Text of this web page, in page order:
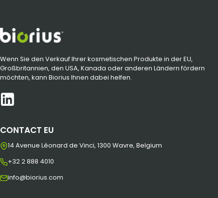
Wenn Sie den Verkauf Ihrer kosmetischen Produkte in der EU,
Großbritannien, den USA, Kanada oder anderen Ländern fördern
möchten, kann Biorius Ihnen dabei helfen.
CONTACT EU
14 Avenue Léonard de Vinci, 1300 Wavre, Belgium
+32 2 888 4010
info@biorius.com